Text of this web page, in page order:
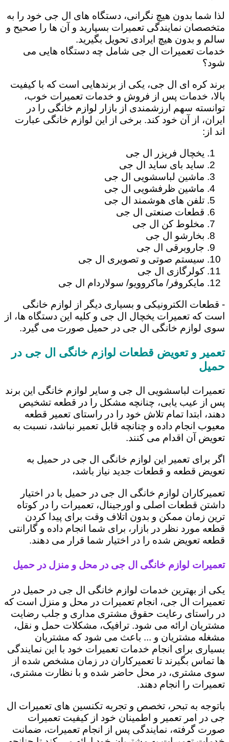
لذا شما بدون هیچ نگرانی، دستگاه های ال جی خود را به
متخصصان نمایندگی تعمیرات بسپارید و آن ها را صحیح و
سالم و بدون هیچ ایرادی تحویل بگیرید.
خدمات تعمیرات ال جی شامل چه دستگاه هایی می
شود؟
برند کره ای ال جی، یکی از برندهایی است که با کیفیت
بالا، خدمات پس از فروش و خدمات تعمیرات خوب،
توانسته سهم ارزشمندی از بازار لوازم خانگی را در
ایران، از آن خود کند. برخی از این لوازم خانگی عبارت
اند از:
یخچال فریزر ال جی
ساید بای ساید ال جی
ماشین لباسشویی ال جی
ماشین ظرفشویی ال جی
تلفن های هوشمند ال جی
قطعات صنعتی ال جی
مخلوط کن ال جی
بخارشو ال جی
جاروبرقی ال جی
سیستم صوتی و تصویری ال جی
کولرگازی ال جی
مایکروفر/ ماکروویو/ سولاردام ال جی
- قطعات الکترونیکی و بسیاری دیگر از لوازم خانگی
است که تعمیرات یخچال ال جی و کلیه این دستگاه ها، از
سوی لوازم خانگی ال جی در حمیل صورت می گیرد.
تعمیر و تعویض قطعات لوازم خانگی ال جی در
حمیل
تعمیرات لباسشویی ال جی و سایر لوازم خانگی این برند
پس از عیب یابی، چنانچه مشکل را در قطعه تشخیص
دهند، ابتدا تمام تلاش خود را در راستای تعمیر قطعه
معیوب انجام داده و چنانچه قابل تعمیر نباشد، نسبت به
تعویض آن اقدام می کنند.
اگر برای تعمیر این لوازم خانگی ال جی در حمیل به
تعویض قطعه و قطعات جدید نیاز باشد،
تعمیرکاران لوازم خانگی ال جی در حمیل با در اختیار
داشتن قطعات اصلی و اورجینال، تعمیرات را در کوتاه
ترین زمان ممکن و بدون اتلاف وقت برای پیدا کردن
قطعه مورد نظر در بازار، برای شما انجام داده و گارانتی
قطعه تعویض شده را در اختیار شما قرار می دهند.
تعمیرات لوازم خانگی ال جی در محل و منزل در حمیل
یکی از بهترین خدمات لوازم خانگی ال جی در حمیل در
تعمیرات ال جی، انجام تعمیرات در محل و منزل است که
در راستای رعایت حقوق مشتری مداری و جلب رضایت
مشتریان ارائه می شود. ترافیک، مشکلات حمل و نقل،
مشغله مشتریان و ... باعث می شود که مشتریان
بسیاری برای انجام خدمات تعمیرات خود با این نمایندگی
ها تماس بگیرند تا تعمیرکاران در زمان مشخص شده از
سوی مشتری، در محل حاضر شده و با نظارت مشتری،
تعمیرات را انجام دهند.
باتوجه به تبحر، تخصص و تجربه تکنسین های تعمیرات ال
جی در امر تعمیر و اطمینان خود از کیفیت تعمیرات
صورت گرفته، نمایندگی پس از انجام تعمیرات، ضمانت